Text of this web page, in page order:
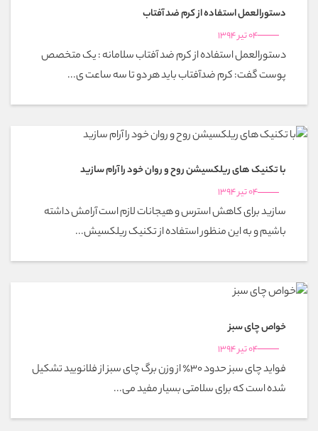
دستورالعمل استفاده از کرم ضد آفتاب
04 تیر 1394
دستورالعمل استفاده از کرم ضد آفتاب سلامانه : یک متخصص
پوست گفت: کرم ضدآفتاب باید هر دو تا سه ساعت ی...
با تکنیک های ریلکسیشن روح و روان خود را آرام سازید
04 تیر 1394
سازید برای کاهش استرس و هیجانات لازم است آرامش داشته
باشیم و به این منظور استفاده از تکنیک ریلکسیش...
خواص چای سبز
04 تیر 1394
فواید چای سبز حدود 30٪ از وزن برگ چای سبز از فلانویید تشکیل
شده است که برای سلامتی بسیار مفید می‌...